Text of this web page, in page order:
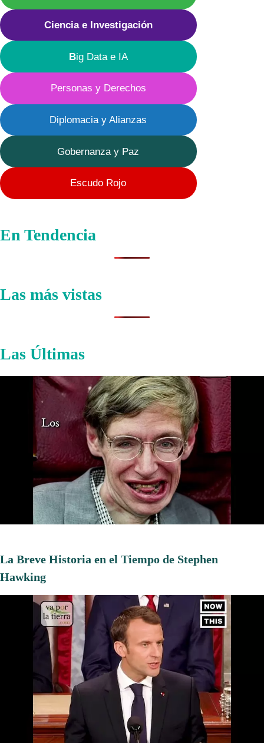
Ciencia e Investigación
Big Data e IA
Personas y Derechos
Diplomacia y Alianzas
Gobernanza y Paz
Escudo Rojo
En Tendencia
Las más vistas
Las Últimas
La Breve Historia en el Tiempo de Stephen
Hawking